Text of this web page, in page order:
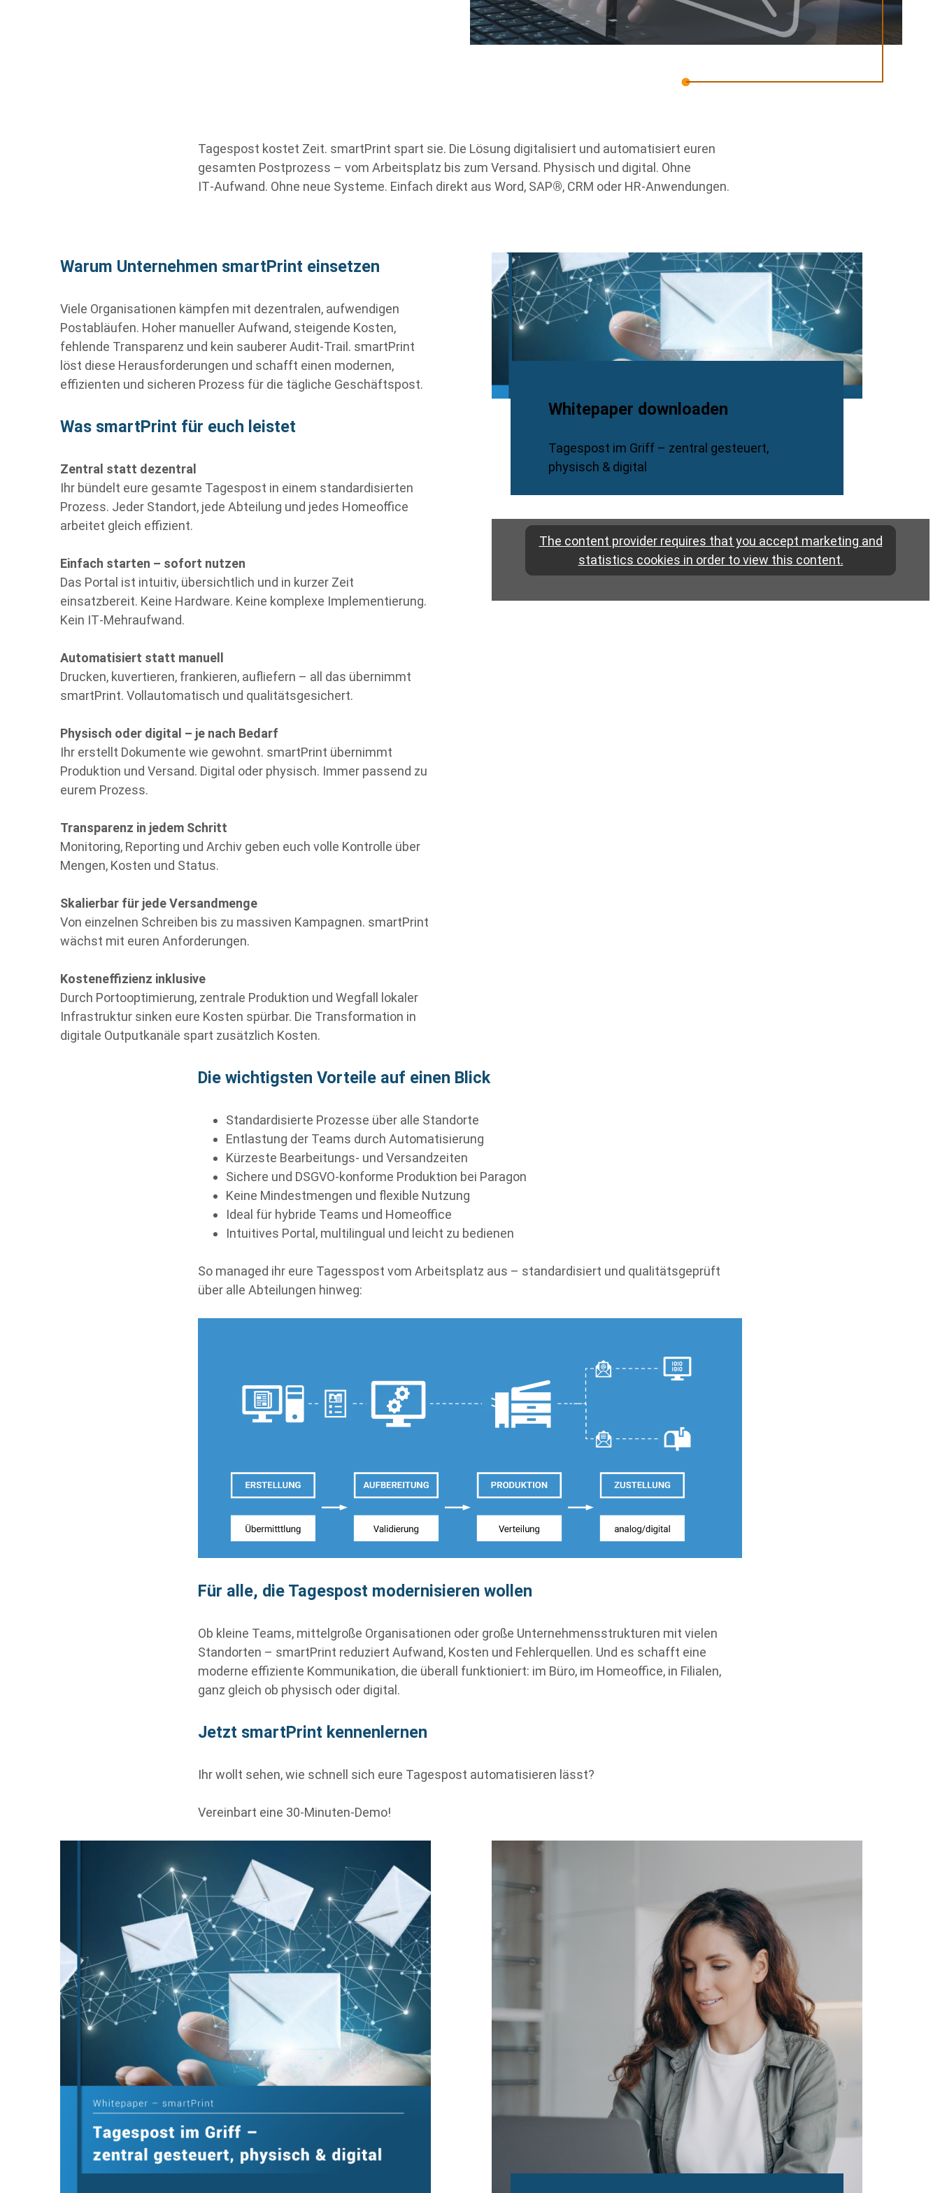
Tagespost kostet Zeit. smartPrint spart sie. Die Lösung digitalisiert und automatisiert euren
gesamten Postprozess – vom Arbeitsplatz bis zum Versand. Physisch und digital. Ohne
IT‑Aufwand. Ohne neue Systeme. Einfach direkt aus Word, SAP®, CRM oder HR-Anwendungen.
Warum Unternehmen smartPrint einsetzen
Viele Organisationen kämpfen mit dezentralen, aufwendigen
Postabläufen. Hoher manueller Aufwand, steigende Kosten,
fehlende Transparenz und kein sauberer Audit‑Trail. smartPrint
löst diese Herausforderungen und schafft einen modernen,
effizienten und sicheren Prozess für die tägliche Geschäftspost.
Was smartPrint für euch leistet
Zentral statt dezentral
Ihr bündelt eure gesamte Tagespost in einem standardisierten
Prozess. Jeder Standort, jede Abteilung und jedes Homeoffice
arbeitet gleich effizient.
Einfach starten – sofort nutzen
Das Portal ist intuitiv, übersichtlich und in kurzer Zeit
einsatzbereit. Keine Hardware. Keine komplexe Implementierung.
Kein IT‑Mehraufwand.
Automatisiert statt manuell
Drucken, kuvertieren, frankieren, aufliefern – all das übernimmt
smartPrint. Vollautomatisch und qualitätsgesichert.
Physisch oder digital – je nach Bedarf
Ihr erstellt Dokumente wie gewohnt. smartPrint übernimmt
Produktion und Versand. Digital oder physisch. Immer passend zu
eurem Prozess.
Transparenz in jedem Schritt
Monitoring, Reporting und Archiv geben euch volle Kontrolle über
Mengen, Kosten und Status.
Skalierbar für jede Versandmenge
Von einzelnen Schreiben bis zu massiven Kampagnen. smartPrint
wächst mit euren Anforderungen.
Kosteneffizienz inklusive
Durch Portooptimierung, zentrale Produktion und Wegfall lokaler
Infrastruktur sinken eure Kosten spürbar. Die Transformation in
digitale Outputkanäle spart zusätzlich Kosten.
Whitepaper downloaden
Tagespost im Griff – zentral gesteuert,
physisch & digital
The content provider requires that you accept marketing and
statistics cookies in order to view this content.
Die wichtigsten Vorteile auf einen Blick
Standardisierte Prozesse über alle Standorte
Entlastung der Teams durch Automatisierung
Kürzeste Bearbeitungs- und Versandzeiten
Sichere und DSGVO‑konforme Produktion bei Paragon
Keine Mindestmengen und flexible Nutzung
Ideal für hybride Teams und Homeoffice
Intuitives Portal, multilingual und leicht zu bedienen
So managed ihr eure Tagesspost vom Arbeitsplatz aus – standardisiert und qualitätsgeprüft
über alle Abteilungen hinweg:
Für alle, die Tagespost modernisieren wollen
Ob kleine Teams, mittelgroße Organisationen oder große Unternehmensstrukturen mit vielen
Standorten – smartPrint reduziert Aufwand, Kosten und Fehlerquellen. Und es schafft eine
moderne effiziente Kommunikation, die überall funktioniert: im Büro, im Homeoffice, in Filialen,
ganz gleich ob physisch oder digital.
Jetzt smartPrint kennenlernen
Ihr wollt sehen, wie schnell sich eure Tagespost automatisieren lässt?
Vereinbart eine 30‑Minuten‑Demo!